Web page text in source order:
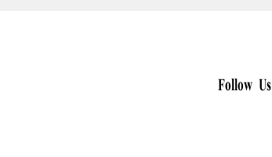
Follow Us